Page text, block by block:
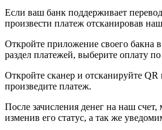
Если ваш банк поддерживает
произвести платеж отсканировав
Откройте приложение своего бакна
раздел платежей, выберите оплату
Откройте сканер и отсканируйте
произведите платеж.
После зачисления денег на наш
изменив его статус, а так же